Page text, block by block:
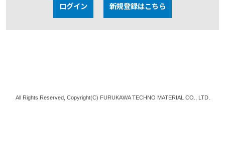
ログイン 新規登録はこちら
All Rights Reserved, Copyright(C) FURUKAWA TECHNO MATERIAL CO., LTD.